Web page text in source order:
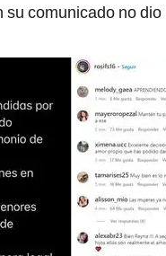
comunicado no